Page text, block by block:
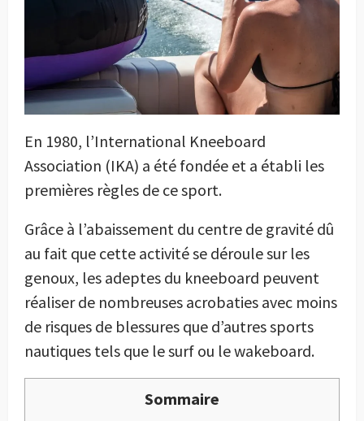
En 1980, l’International Kneeboard
Association (IKA) a été fondée et a établi les
premières règles de ce sport.
Grâce à l’abaissement du centre de gravité dû
au fait que cette activité se déroule sur les
genoux, les adeptes du kneeboard peuvent
réaliser de nombreuses acrobaties avec moins
de risques de blessures que d’autres sports
nautiques tels que le surf ou le wakeboard.
Sommaire